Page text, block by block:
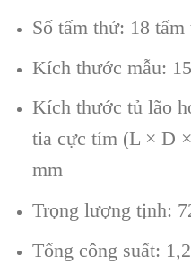
Số tấm thử: 18
Kích thước mẫu:
Kích thước tủ lão
tia cực tím (L × D
mm
Trọng lượng tịnh:
Tổng công suất: